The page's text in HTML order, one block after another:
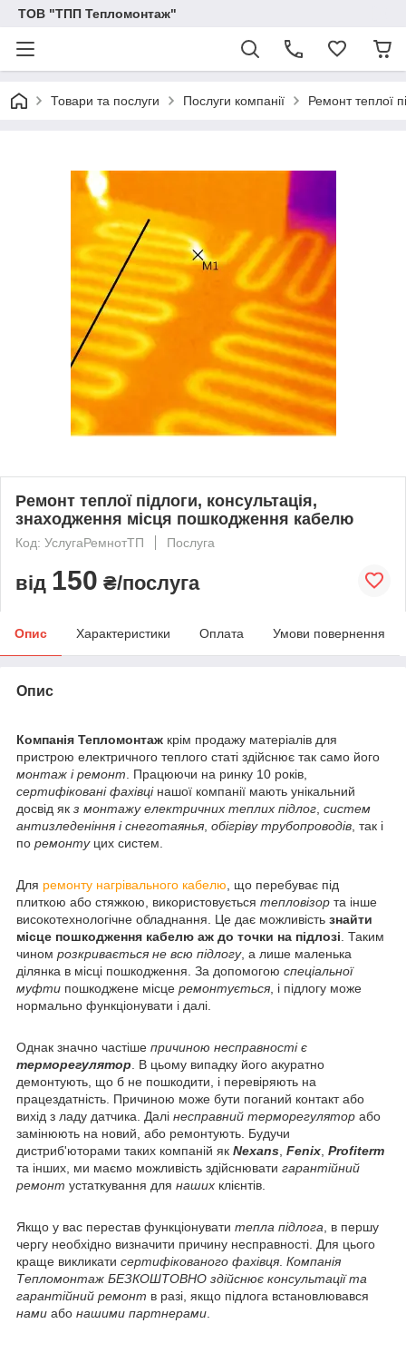
ТОВ "ТПП Тепломонтаж"
Товари та послуги Послуги компанії Ремонт теплої
Ремонт теплої підлоги, консультація,
знаходження місця пошкодження кабелю
Код: УслугаРемнотТП Послуга
від 150 ₴/послуга
Опис Характеристики Оплата Умови повернення
Опис
Компанія Тепломонтаж крім продажу матеріалів для
пристрою електричного теплого статі здійснює так само його
монтаж і ремонт . Працюючи на ринку 10 років,
сертифіковані фахівцінашої компанії мають унікальний
досвід як з монтажу електричних теплих підлог систем
антизледеніння і снеготаянья обігріву трубопроводів , так і
по ремонтуцих систем.
Для ремонту нагрівального кабелю , що перебуває під
плиткою або стяжкою, використовується тепловізор та інше
високотехнологічне обладнання. Це дає можливість знайти
місце пошкодження кабелю аж до точки на підлозі . Таким
чином розкривається не всю підлогу, а лише маленька
ділянка в місці пошкодження. За допомогою спеціальної
муфти пошкоджене місце ремонтується , і підлогу може
нормально функціонувати і далі.
Однак значно частіше причиною несправності є
терморегулятор . В цьому випадку його акуратно
демонтують, що б не пошкодити, і перевіряють на
працездатність. Причиною може бути поганий контакт або
вихід з ладу датчика. Далі несправний терморегулятор або
замінюють на новий, або ремонтують. Будучи
дистриб'юторами таких компаній як Nexans Fenix Profiterm
та інших, ми маємо можливість здійснювати гарантійний
ремонт устаткування для наших клієнтів.
Якщо у вас перестав функціонувати тепла підлога , в першу
чергу необхідно визначити причину несправності. Для цього
краще викликати сертифікованого фахівця Компанія
Тепломонтаж БЕЗКОШТОВНО здійснює консультації та
гарантійний ремонт в разі, якщо підлога встановлювався
нами або нашими партнерами